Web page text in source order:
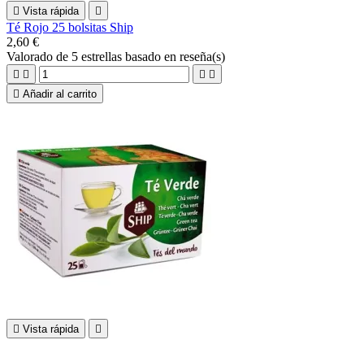
 Vista rápida 
Té Rojo 25 bolsitas Ship
2,60 €
Valorado de 5 estrellas basado en reseña(s)
   
 Añadir al carrito
 Vista rápida 